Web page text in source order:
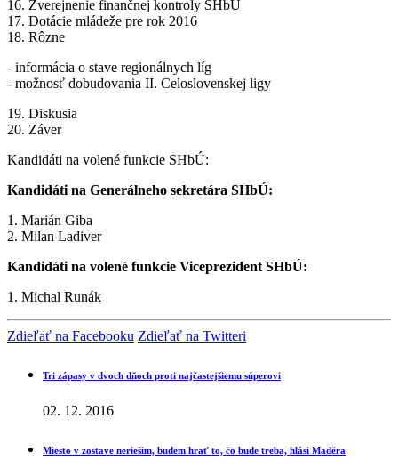
16. Zverejnenie finančnej kontroly SHbÚ
17. Dotácie mládeže pre rok 2016
18. Rôzne
- informácia o stave regionálnych líg
- možnosť dobudovania II. Celoslovenskej ligy
19. Diskusia
20. Záver
Kandidáti na volené funkcie SHbÚ:
Kandidáti na Generálneho sekretára SHbÚ:
1. Marián Giba
2. Milan Ladiver
Kandidáti na volené funkcie Viceprezident SHbÚ:
1. Michal Runák
Zdieľať na Facebooku Zdieľať na Twitteri
Tri zápasy v dvoch dňoch proti najčastejšiemu súperovi
02. 12. 2016
Miesto v zostave neriešim, budem hrať to, čo bude treba, hlási Maděra